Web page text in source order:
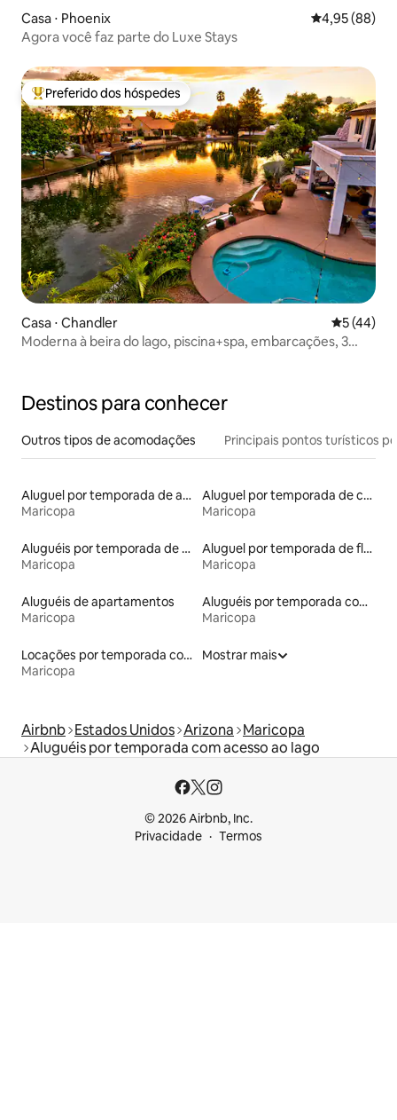
Casa ⋅ Phoenix 4,95 de uma
4,95 (88)
Agora você faz parte do Luxe Stays
Entre os melhores preferidos dos hóspedes
Preferido dos hóspedes
Casa ⋅ Chandler 5 de uma
5 (44)
Moderna à beira do lago, piscina+spa, embarcações, 3
Destinos para conhecer
Outros tipos de acomodações Principais pontos turísticos
Aluguel por temporada de apart-hotéis
Maricopa
Aluguel por temporada de casas de hóspedes
Maricopa
Aluguéis por temporada de acomodações de luxo
Maricopa
Aluguel por temporada de flats
Maricopa
Aluguéis de apartamentos
Maricopa
Aluguéis por temporada com caiaque
Maricopa
Locações por temporada com piscina
Maricopa
Mostrar mais
Airbnb Estados Unidos Arizona Maricopa
Aluguéis por temporada com acesso ao lago
© 2026 Airbnb, Inc.
Privacidade
Termos